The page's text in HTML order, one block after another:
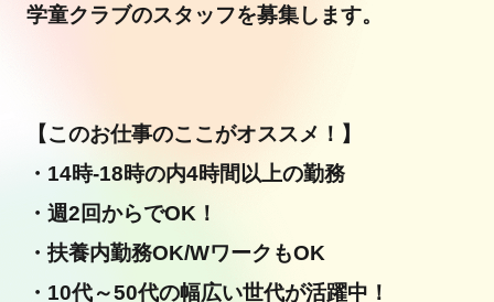
学童クラブのスタッフを募集します。
【このお仕事のここがオススメ！】
・14時-18時の内4時間以上の勤務
・週2回からでOK！
・扶養内勤務OK/WワークもOK
・10代～50代の幅広い世代が活躍中！